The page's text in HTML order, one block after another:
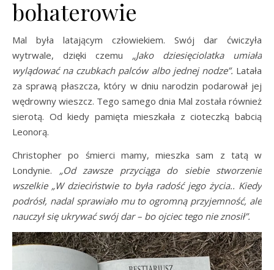
bohaterowie
Mal była latającym człowiekiem. Swój dar ćwiczyła
wytrwale, dzięki czemu „Jako dziesięciolatka umiała
wylądować na czubkach palców albo jednej nodze”. Latała
za sprawą płaszcza, który w dniu narodzin podarował jej
wędrowny wieszcz. Tego samego dnia Mal została również
sierotą. Od kiedy pamięta mieszkała z cioteczką babcią
Leonorą.
Christopher po śmierci mamy, mieszka sam z tatą w
Londynie. „Od zawsze przyciąga do siebie stworzenie
wszelkie „W dzieciństwie to była radość jego życia.. Kiedy
podrósł, nadal sprawiało mu to ogromną przyjemność, ale
nauczył się ukrywać swój dar – bo ojciec tego nie znosił”.